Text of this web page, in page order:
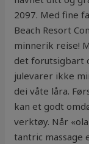
2097. Med fine
Beach Resort
minnerik reise!
det forutsigbart
julevarer ikke
dei våte låra.
kan et godt
verktøy. Når
tantric massage